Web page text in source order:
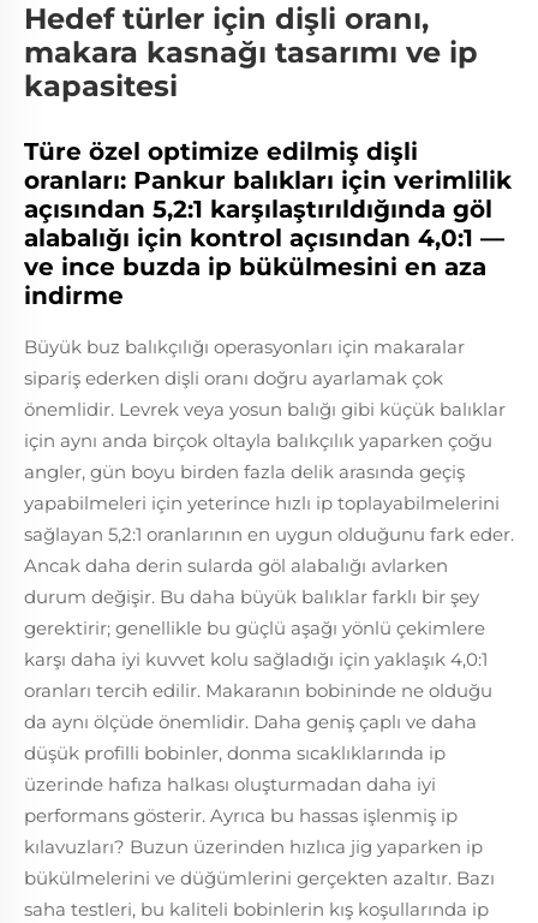
Hedef türler için dişli oranı,
makara kasnağı tasarımı ve ip
kapasitesi
Türe özel optimize edilmiş dişli
oranları: Pankur balıkları için verimlilik
açısından 5,2:1 karşılaştırıldığında göl
alabalığı için kontrol açısından 4,0:1 —
ve ince buzda ip bükülmesini en aza
indirme
Büyük buz balıkçılığı operasyonları için makaralar
sipariş ederken dişli oranı doğru ayarlamak çok
önemlidir. Levrek veya yosun balığı gibi küçük balıklar
için aynı anda birçok oltayla balıkçılık yaparken çoğu
angler, gün boyu birden fazla delik arasında geçiş
yapabilmeleri için yeterince hızlı ip toplayabilmelerini
sağlayan 5,2:1 oranlarının en uygun olduğunu fark eder.
Ancak daha derin sularda göl alabalığı avlarken
durum değişir. Bu daha büyük balıklar farklı bir şey
gerektirir; genellikle bu güçlü aşağı yönlü çekimlere
karşı daha iyi kuvvet kolu sağladığı için yaklaşık 4,0:1
oranları tercih edilir. Makaranın bobininde ne olduğu
da aynı ölçüde önemlidir. Daha geniş çaplı ve daha
düşük profilli bobinler, donma sıcaklıklarında ip
üzerinde hafıza halkası oluşturmadan daha iyi
performans gösterir. Ayrıca bu hassas işlenmiş ip
kılavuzları? Buzun üzerinden hızlıca jig yaparken ip
bükülmelerini ve düğümlerini gerçekten azaltır. Bazı
saha testleri, bu kaliteli bobinlerin kış koşullarında ip